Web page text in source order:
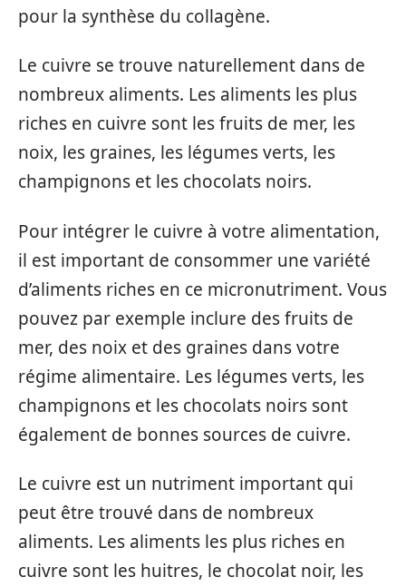
pour la synthèse du collagène.
Le cuivre se trouve naturellement dans de
nombreux aliments. Les aliments les plus
riches en cuivre sont les fruits de mer, les
noix, les graines, les légumes verts, les
champignons et les chocolats noirs.
Pour intégrer le cuivre à votre alimentation,
il est important de consommer une variété
d’aliments riches en ce micronutriment. Vous
pouvez par exemple inclure des fruits de
mer, des noix et des graines dans votre
régime alimentaire. Les légumes verts, les
champignons et les chocolats noirs sont
également de bonnes sources de cuivre.
Le cuivre est un nutriment important qui
peut être trouvé dans de nombreux
aliments. Les aliments les plus riches en
cuivre sont les huitres, le chocolat noir, les